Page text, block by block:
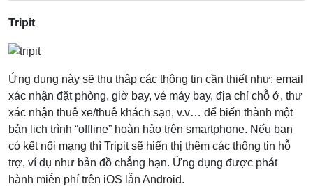
Tripit
Ứng dụng này sẽ thu thập các thông tin cần thiết như: email
xác nhận đặt phòng, giờ bay, vé máy bay, địa chỉ chỗ ở, thư
xác nhận thuê xe/thuê khách sạn, v.v… để biến thành một
bản lịch trình “offline” hoàn hảo trên smartphone. Nếu bạn
có kết nối mạng thì Tripit sẽ hiển thị thêm các thông tin hỗ
trợ, ví dụ như bản đồ chẳng hạn. Ứng dụng được phát
hành miễn phí trên iOS lẫn Android.